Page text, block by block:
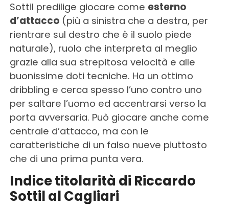
Sottil predilige giocare come esterno
d’attacco (più a sinistra che a destra, per
rientrare sul destro che è il suolo piede
naturale), ruolo che interpreta al meglio
grazie alla sua strepitosa velocità e alle
buonissime doti tecniche. Ha un ottimo
dribbling e cerca spesso l’uno contro uno
per saltare l’uomo ed accentrarsi verso la
porta avversaria. Può giocare anche come
centrale d’attacco, ma con le
caratteristiche di un falso nueve piuttosto
che di una prima punta vera.
Indice titolarità di Riccardo
Sottil al Cagliari